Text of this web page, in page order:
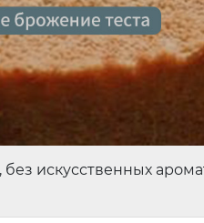
искусственных